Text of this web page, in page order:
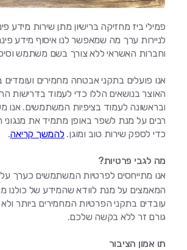
פמילי ביז מחזיקה ברישיון מתן שירות מידע
לניירות ערך מה שמאפשר לנו איסוף מידע
וחברות האשראי ללא צורך בשם משתמש
אנו פועלים בתקני אבטחה מחמירים
האוצר בנושאים הללו כדי לעמוד בדרישות
ובראשונה לעמוד בציפיות המשתמשים. אנו
רבים על מנת לשפר באופן מתמיד את
כדי לספק שירות טוב ומוגן. להמשך קריאה.
מה לגבי פרטיות?
אנו מתייחסים לפרטיות המשתמשים כערך
המאמצים על מנת לוודא שהמידע של כולנו
עובדים בתקני הפרטיות המחמירים ביותר
גורם זר ללא בקשה שלכם.
תו אמון הציבור